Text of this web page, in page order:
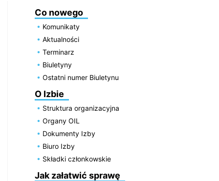
Co nowego
Komunikaty
Aktualności
Terminarz
Biuletyny
Ostatni numer Biuletynu
O Izbie
Struktura organizacyjna
Organy OIL
Dokumenty Izby
Biuro Izby
Składki członkowskie
Jak załatwić sprawę